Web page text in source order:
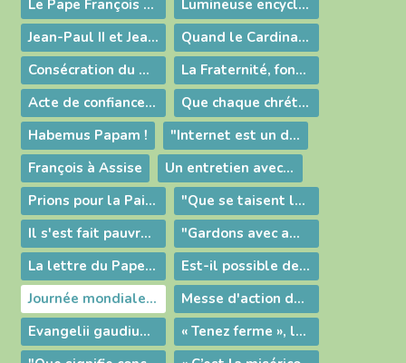
Le Pape François célèbre la messe à Bethléem
Lumineuse encyclique !
Jean-Paul II et Jean XXIII : deux papes saints !
Quand le Cardinal Bergoglio accueillait le Curé d'Ars
Consécration du Monde à Marie
La Fraternité, fondement et route pour la Paix
Acte de confiance à Marie
Que chaque chrétien sache se dépouiller pour aller à la rencontre de celui qui est pauvre !
Habemus Papam !
"Internet est un don de Dieu"
François à Assise
Un entretien avec le Pape François
Prions pour la Paix en Syrie
"Que se taisent les armes" implore le pape lors de la veillée de prière pour la paix
Il s'est fait pauvre pour nous enrichir par sa pauvreté
"Gardons avec amour ce que Dieu nous a donné !"
La lettre du Pape au Familles
Est-il possible de s'aimer pour toujours ?
Journée mondiale du Malade : donner sa vie pour ses frères
Messe d'action de grâce pour l'élection du Pape François
Evangelii gaudium : la joie de l'Evangile !
« Tenez ferme », le message de Carême du Pape François